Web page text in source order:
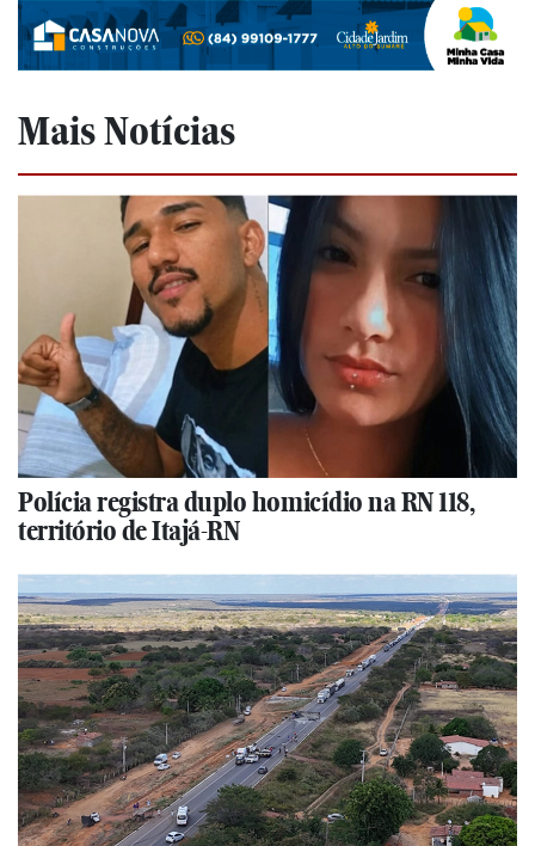
Mais Notícias
Polícia registra duplo homicídio na RN 118,
território de Itajá-RN